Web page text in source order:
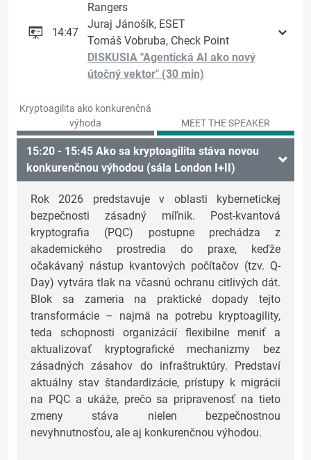
14:47
Rangers
Juraj Jánošík, ESET
Tomáš Vobruba, Check Point
DISKUSIA "Agentická AI ako nový
útočný vektor" (30 min)
Kryptoagilita ako konkurenčná
výhoda
MEET THE SPEAKER
15:20 - 15:45 Ako sa kryptoagilita stáva novou
konkurenčnou výhodou (sála London I+II)
Rok 2026 predstavuje v oblasti kybernetickej
bezpečnosti zásadný míľnik. Post-kvantová
kryptografia (PQC) postupne prechádza z
akademického prostredia do praxe, keďže
očakávaný nástup kvantových počítačov (tzv. Q-
Day) vytvára tlak na včasnú ochranu citlivých dát.
Blok sa zameria na praktické dopady tejto
transformácie – najmä na potrebu kryptoagility,
teda schopnosti organizácií flexibilne meniť a
aktualizovať kryptografické mechanizmy bez
zásadných zásahov do infraštruktúry. Predstaví
aktuálny stav štandardizácie, prístupy k migrácii
na PQC a ukáže, prečo sa pripravenosť na tieto
zmeny stáva nielen bezpečnostnou
nevyhnutnosťou, ale aj konkurenčnou výhodou.